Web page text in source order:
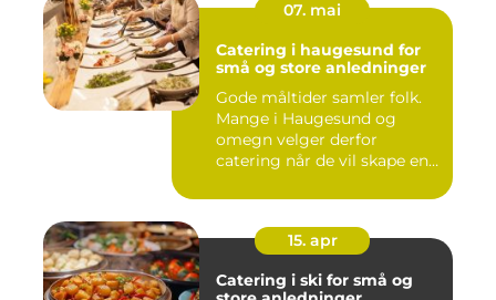
07. mai
Catering i haugesund for
små og store anledninger
Gode måltider samler folk.
Mange i Haugesund og
omegn velger derfor
catering når de vil skape en
15. apr
Catering i ski for små og